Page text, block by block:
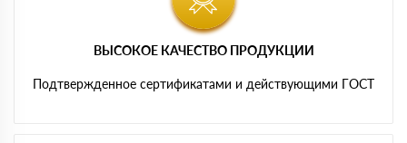
ВЫСОКОЕ КАЧЕСТВО ПРОДУКЦИИ
Подтвержденное сертификатами и действующими ГОСТ